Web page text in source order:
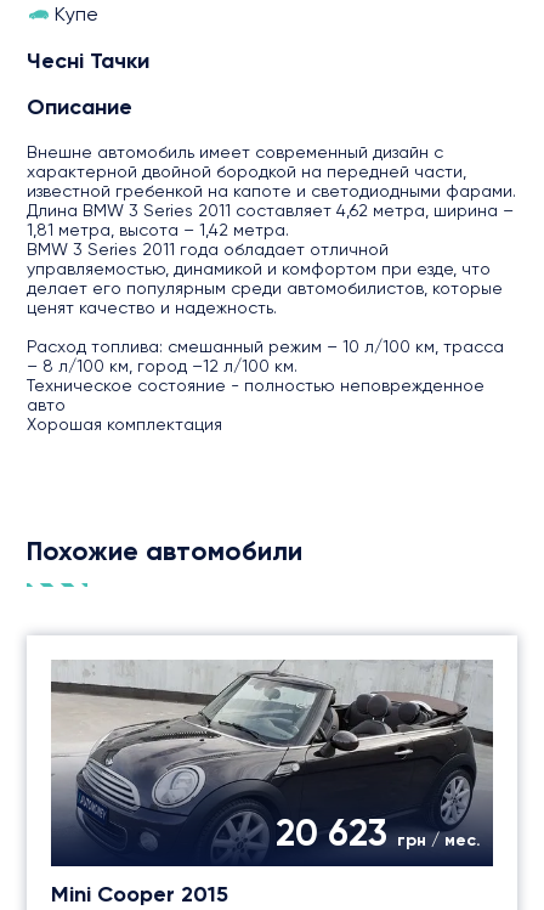
Купе
Чесні Тачки
Описание
Внешне автомобиль имеет современный дизайн с
характерной двойной бородкой на передней части,
известной гребенкой на капоте и светодиодными фарами.
Длина BMW 3 Series 2011 составляет 4,62 метра, ширина –
1,81 метра, высота – 1,42 метра.
BMW 3 Series 2011 года обладает отличной
управляемостью, динамикой и комфортом при езде, что
делает его популярным среди автомобилистов, которые
ценят качество и надежность.
Расход топлива: смешанный режим – 10 л/100 км, трасса
– 8 л/100 км, город –12 л/100 км.
Техническое состояние - полностью неповрежденное
авто
Хорошая комплектация
Похожие автомобили
20 623грн / мес.
Mini Cooper 2015